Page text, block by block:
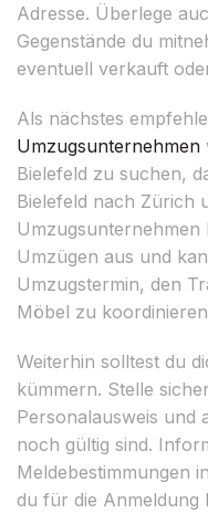
Adresse. Überlege
Gegenstände du
eventuell verkauft
Als nächstes
Umzugsunternehmen
Bielefeld zu suchen,
Bielefeld nach Zürich
Umzugsunternehmen
Umzügen aus und
Umzugstermin, den
Möbel zu
Weiterhin solltest du
kümmern. Stelle
Personalausweis und
noch gültig sind.
Meldebestimmungen
du für die Anmeldung